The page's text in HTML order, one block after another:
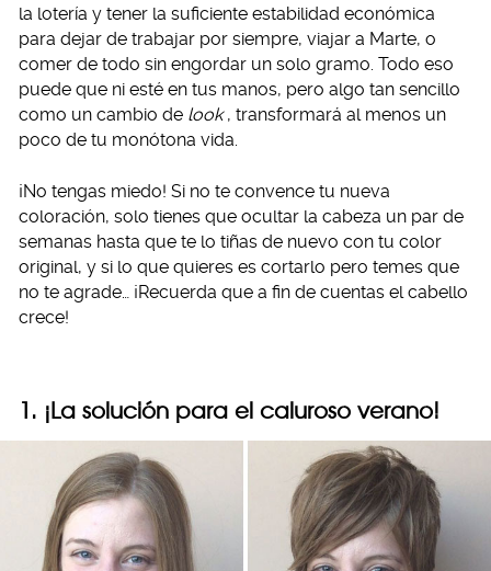
la lotería y tener la suficiente estabilidad económica
para dejar de trabajar por siempre, viajar a Marte, o
comer de todo sin engordar un solo gramo. Todo eso
puede que ni esté en tus manos, pero algo tan sencillo
como un cambio de look , transformará al menos un
poco de tu monótona vida.
¡No tengas miedo! Si no te convence tu nueva
coloración, solo tienes que ocultar la cabeza un par de
semanas hasta que te lo tiñas de nuevo con tu color
original, y si lo que quieres es cortarlo pero temes que
no te agrade… ¡Recuerda que a fin de cuentas el cabello
crece!
1. ¡La solución para el caluroso verano!